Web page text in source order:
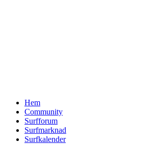
Hem
Community
Surfforum
Surfmarknad
Surfkalender